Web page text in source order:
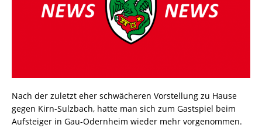
Nach der zuletzt eher schwächeren Vorstellung zu Hause
gegen Kirn-Sulzbach, hatte man sich zum Gastspiel beim
Aufsteiger in Gau-Odernheim wieder mehr vorgenommen.